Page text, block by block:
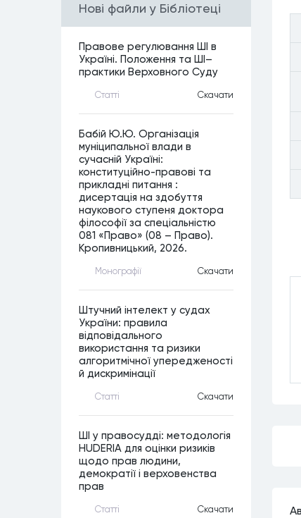
Нові файли у Бібліотеці
Правове регулювання ШІ в
Україні. Положення та ШІ–
практики Верховного Суду
Статтi Скачати
Бабій Ю.Ю. Організація
муніципальної влади в
сучасній Україні:
конституційно-правові та
прикладні питання :
дисертація на здобуття
наукового ступеня доктора
філософії за спеціальністю
081 «Право» (08 – Право).
Кропивницький, 2026.
Монографiї Скачати
Штучний інтелект у судах
України: правила
відповідального
використання та ризики
алгоритмічної упередженості
й дискримінації
Статтi Скачати
ШІ у правосудді: методологія
HUDERIA для оцінки ризиків
щодо прав людини,
демократії і верховенства
прав
Статтi Скачати